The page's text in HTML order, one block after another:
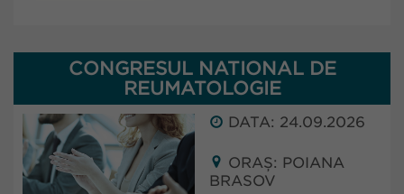
CONGRESUL NATIONAL DE
REUMATOLOGIE
DATA: 24.09.2026
ORAȘ: POIANA
BRASOV